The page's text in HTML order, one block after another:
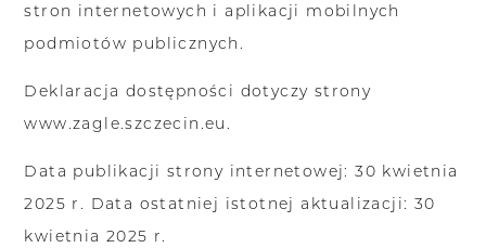
stron internetowych i aplikacji mobilnych
podmiotów publicznych.
Deklaracja dostępności dotyczy strony
www.zagle.szczecin.eu.
Data publikacji strony internetowej: 30 kwietnia
2025 r. Data ostatniej istotnej aktualizacji: 30
kwietnia 2025 r.